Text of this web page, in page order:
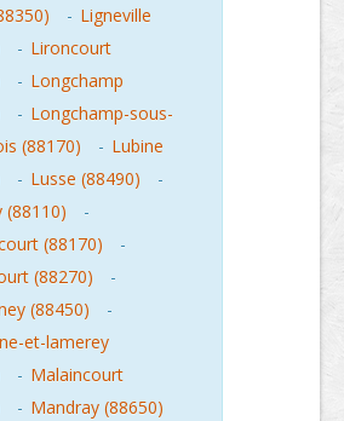
- Ligneville
- Lironcourt
- Longchamp
- Longchamp-sous-
(88170)
- Lubine
- Lusse (88490)
-
(88110)
-
(88170)
-
(88270)
-
(88450)
-
et-lamerey
- Malaincourt
- Mandray (88650)